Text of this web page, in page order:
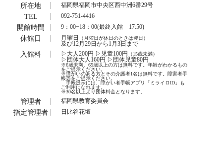
所在地 福岡県福岡市中央区西中洲6番29号
TEL 092-751-4416
開館時間 9：00−18：00(最終入館 17:50)
休館日 月曜日 （月曜日が休日のときは翌日）
及び12月29日から1月3日まで
入館料 ▷大人200円 ▷児童100円 （15歳未満）
▷団体大人160円 ▷団体児童80円
※6歳未満、65歳以上の方は無料です。年齢がわかるもの
をご提示ください。
※障がいのある方とその介護者1名は無料です。障害者手
帳等をご提示ください。
手帳提示には、障がい者手帳アプリ「ミライロID」も
ご利用になれます。
※30名以上より団体料金となります。
管理者 福岡県教育委員会
指定管理者 日比谷花壇